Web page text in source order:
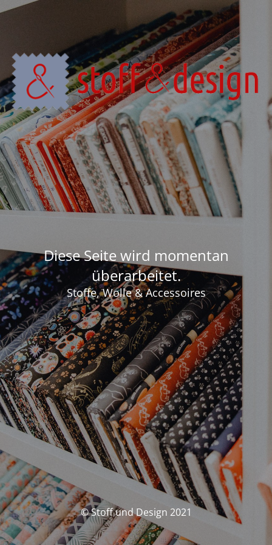
Diese Seite wird momentan
überarbeitet.
Stoffe, Wolle & Accessoires
© Stoff und Design 2021